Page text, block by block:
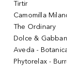
Tirtir
Camomilla
The Ordinary
Dolce &
Aveda -
Phytorelax -